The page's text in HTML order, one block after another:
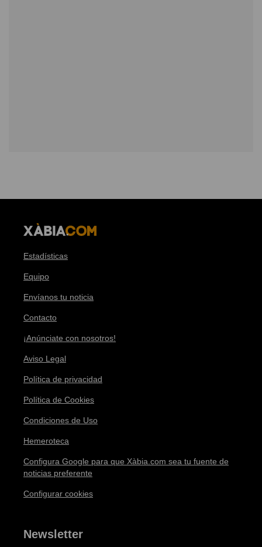
Estadísticas
Equipo
Envíanos tu noticia
Contacto
¡Anúnciate con nosotros!
Aviso Legal
Política de privacidad
Política de Cookies
Condiciones de Uso
Hemeroteca
Configura Google para que Xàbia.com sea tu fuente de
noticias preferente
Configurar cookies
Newsletter